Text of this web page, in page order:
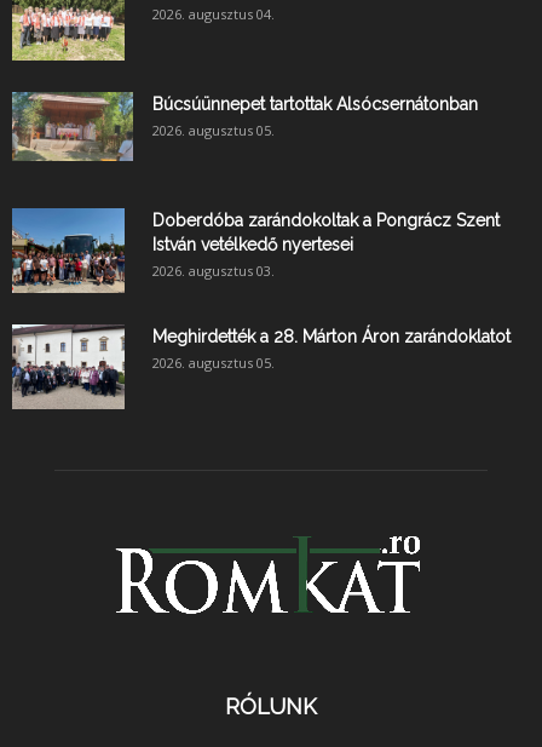
2026. augusztus 04.
Búcsúünnepet tartottak Alsócsernátonban
2026. augusztus 05.
Doberdóba zarándokoltak a Pongrácz Szent
István vetélkedő nyertesei
2026. augusztus 03.
Meghirdették a 28. Márton Áron zarándoklatot
2026. augusztus 05.
RÓLUNK